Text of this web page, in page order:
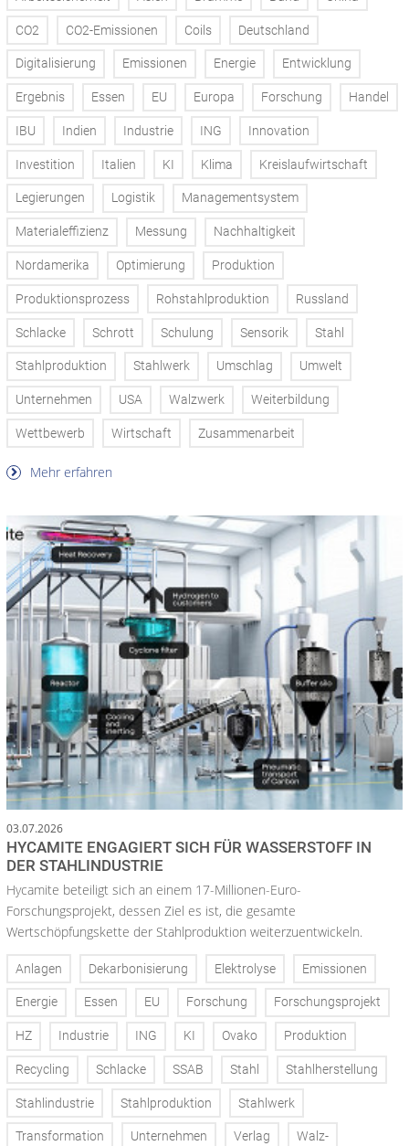
CO2 CO2-Emissionen Coils Deutschland
Digitalisierung Emissionen Energie Entwicklung
Ergebnis Essen EU Europa Forschung Handel
IBU Indien Industrie ING Innovation
Investition Italien KI Klima Kreislaufwirtschaft
Legierungen Logistik Managementsystem
Materialeffizienz Messung Nachhaltigkeit
Nordamerika Optimierung Produktion
Produktionsprozess Rohstahlproduktion Russland
Schlacke Schrott Schulung Sensorik Stahl
Stahlproduktion Stahlwerk Umschlag Umwelt
Unternehmen USA Walzwerk Weiterbildung
Wettbewerb Wirtschaft Zusammenarbeit
Mehr erfahren
03.07.2026
HYCAMITE ENGAGIERT SICH FÜR WASSERSTOFF IN
DER STAHLINDUSTRIE
Hycamite beteiligt sich an einem 17-Millionen-Euro-
Forschungsprojekt, dessen Ziel es ist, die gesamte
Wertschöpfungskette der Stahlproduktion weiterzuentwickeln.
Anlagen Dekarbonisierung Elektrolyse Emissionen
Energie Essen EU Forschung Forschungsprojekt
HZ Industrie ING KI Ovako Produktion
Recycling Schlacke SSAB Stahl Stahlherstellung
Stahlindustrie Stahlproduktion Stahlwerk
Transformation Unternehmen Verlag Walz-